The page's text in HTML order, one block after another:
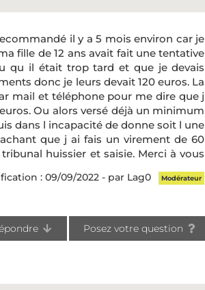
il y a 5 mois environ car je
fille de 12 ans avait fait une tentative
qu il était trop tard et que je devais
donc je leurs devait 120 euros. La
mail et téléphone pour me dire que j
Ou alors versé déjà un minimum
dans l incapacité de donne soit l une
que j ai fais un virement de 60
huissier et saisie. Merci à vous
: 09/09/2022 - par Lag0 Modérateur
Posez votre question